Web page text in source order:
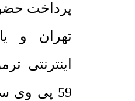
پرداخت
تهران و
59 پی